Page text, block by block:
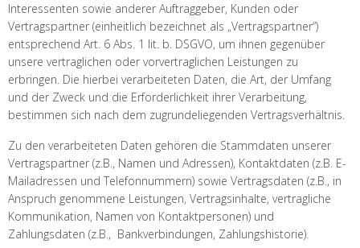
Interessenten sowie anderer Auftraggeber, Kunden oder
Vertragspartner (einheitlich bezeichnet als „Vertragspartner“)
entsprechend Art. 6 Abs. 1 lit. b. DSGVO, um ihnen gegenüber
unsere vertraglichen oder vorvertraglichen Leistungen zu
erbringen. Die hierbei verarbeiteten Daten, die Art, der Umfang
und der Zweck und die Erforderlichkeit ihrer Verarbeitung,
bestimmen sich nach dem zugrundeliegenden Vertragsverhältnis.
Zu den verarbeiteten Daten gehören die Stammdaten unserer
Vertragspartner (z.B., Namen und Adressen), Kontaktdaten (z.B. E-
Mailadressen und Telefonnummern) sowie Vertragsdaten (z.B., in
Anspruch genommene Leistungen, Vertragsinhalte, vertragliche
Kommunikation, Namen von Kontaktpersonen) und
Zahlungsdaten (z.B., Bankverbindungen, Zahlungshistorie).